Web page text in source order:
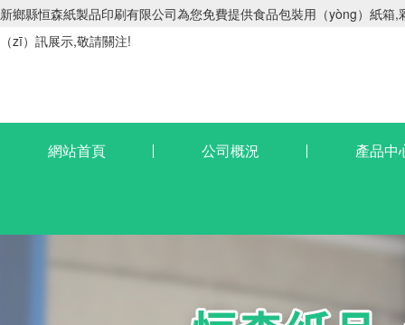
新鄉縣恒森紙製品印刷有限公司為您免費提供食品包裝用（yòng）紙
（zī）訊展示,敬請關注!
網站首頁 公司概況 產品中